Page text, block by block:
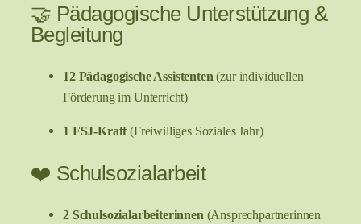
🤝 Pädagogische Unterstützung &
Begleitung
12 Pädagogische Assistenten(zur individuellen
Förderung im Unterricht)
1 FSJ-Kraft(Freiwilliges Soziales Jahr)
❤️ Schulsozialarbeit
2 Schulsozialarbeiterinnen(Ansprechpartnerinnen